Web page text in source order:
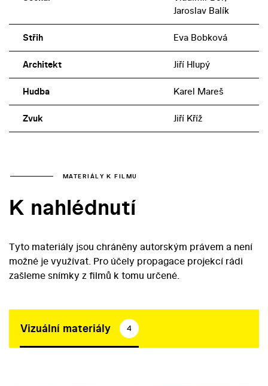
Jaroslav Balík
Střih Eva Bobková
Architekt Jiří Hlupý
Hudba Karel Mareš
Zvuk Jiří Kříž
MATERIÁLY K FILMU
K nahlédnutí
Tyto materiály jsou chráněny autorským právem a není
možné je využívat. Pro účely propagace projekcí rádi
zašleme snímky z filmů k tomu určené.
Vizuální materiály 4